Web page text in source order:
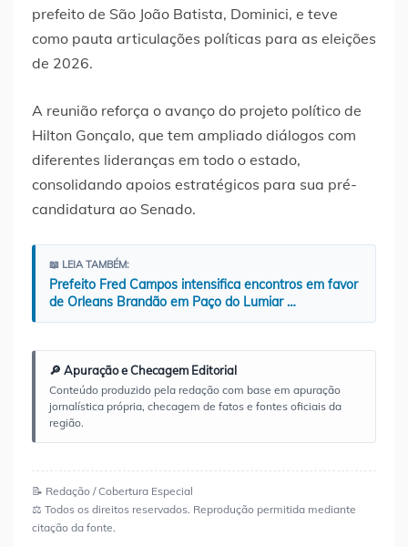
prefeito de São João Batista, Dominici, e teve
como pauta articulações políticas para as eleições
de 2026.
A reunião reforça o avanço do projeto político de
Hilton Gonçalo, que tem ampliado diálogos com
diferentes lideranças em todo o estado,
consolidando apoios estratégicos para sua pré-
candidatura ao Senado.
📖 LEIA TAMBÉM:
Prefeito Fred Campos intensifica encontros em favor
de Orleans Brandão em Paço do Lumiar …
🔎 Apuração e Checagem Editorial
Conteúdo produzido pela redação com base em apuração
jornalística própria, checagem de fatos e fontes oficiais da
região.
📝 Redação / Cobertura Especial
⚖️ Todos os direitos reservados. Reprodução permitida mediante
citação da fonte.